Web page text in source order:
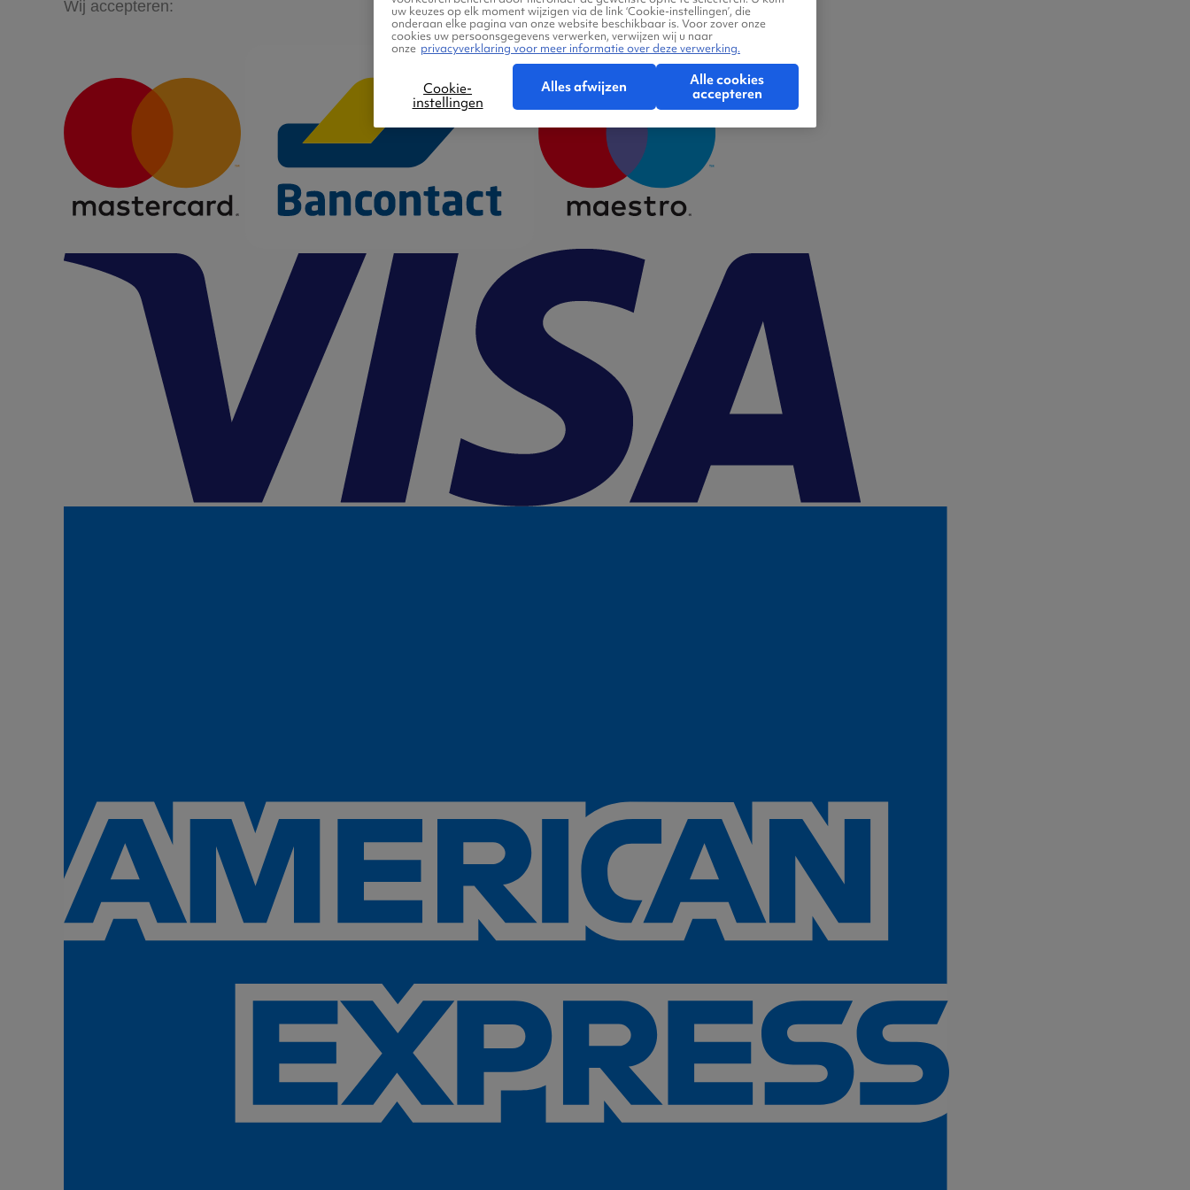
Wij accepteren:
uw keuzes op elk moment wijzigen via de link ‘Cookie-instellingen’, die
onderaan elke pagina van onze website beschikbaar is. Voor zover onze
cookies uw persoonsgegevens verwerken, verwijzen wij u naar
onze privacyverklaring voor meer informatie over deze verwerking.
Cookie-
instellingen
Alles afwijzen
Alle cookies
accepteren